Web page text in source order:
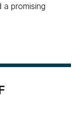
promising